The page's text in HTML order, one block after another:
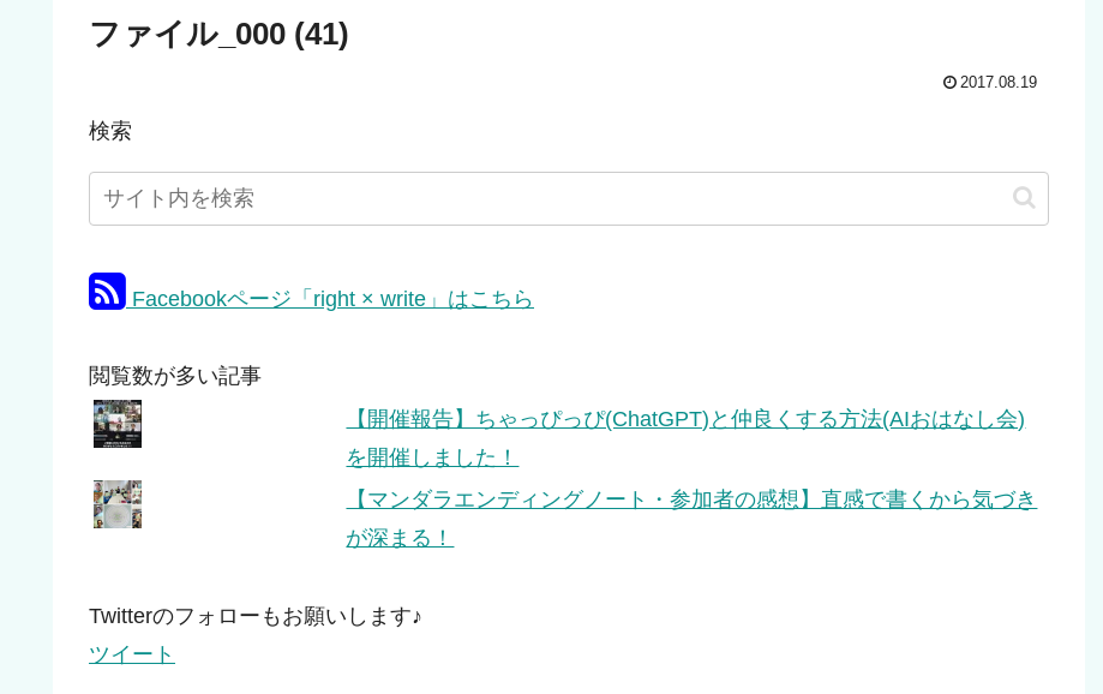
ファイル_000 (41)
2017.08.19
検索
Facebookページ「right × write」はこちら
閲覧数が多い記事
【開催報告】ちゃっぴっぴ(ChatGPT)と仲良くする方法(AIおはなし会)
を開催しました！
【マンダラエンディングノート・参加者の感想】直感で書くから気づき
が深まる！
Twitterのフォローもお願いします♪
ツイート